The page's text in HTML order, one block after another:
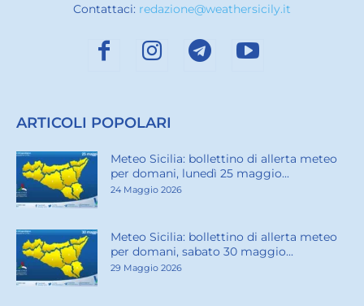
Contattaci: redazione@weathersicily.it
ARTICOLI POPOLARI
Meteo Sicilia: bollettino di allerta meteo
per domani, lunedì 25 maggio...
24 Maggio 2026
Meteo Sicilia: bollettino di allerta meteo
per domani, sabato 30 maggio...
29 Maggio 2026